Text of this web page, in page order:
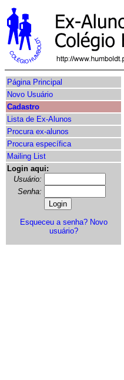
Página Principal
Novo Usuário
Cadastro
Lista de Ex-Alunos
Procura ex-alunos
Procura específica
Mailing List
Login aqui:
Usuário:
Senha:
Esqueceu a senha? Novo
usuário?